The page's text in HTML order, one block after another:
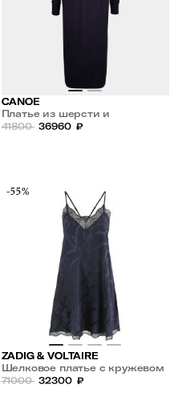
CANOE
Платье из шерсти и
кашемира
41800 36960 ₽
-55%
ZADIG & VOLTAIRE
Шелковое платье с кружевом
71000 32300 ₽